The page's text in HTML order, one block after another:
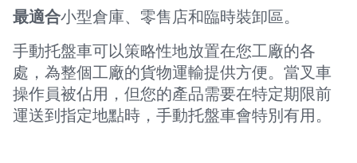
最適合小型倉庫、零售店和臨時裝卸區。
手動托盤車可以策略性地放置在您工廠的各
處，為整個工廠的貨物運輸提供方便。當叉車
操作員被佔用，但您的產品需要在特定期限前
運送到指定地點時，手動托盤車會特別有用。